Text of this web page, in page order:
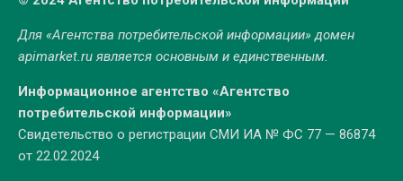
Для «Агентства потребительской информации» домен
apimarket.ru является основным и единственным.
Информационное агентство «Агентство
потребительской информации»
Свидетельство о регистрации СМИ ИА № ФС 77 — 86874
от 22.02.2024